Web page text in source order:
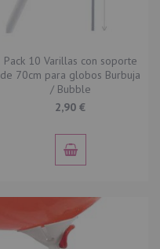
Pack 10 Varillas con soporte
de 70cm para globos Burbuja
/ Bubble
2,90 €